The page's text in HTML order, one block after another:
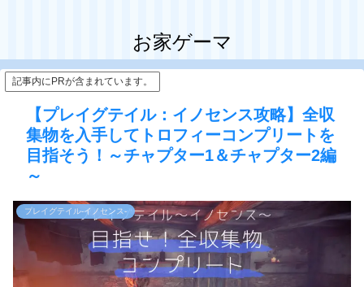
お家ゲーマ
記事内にPRが含まれています。
【プレイグテイル：イノセンス攻略】全収
集物を入手してトロフィーコンプリートを
目指そう！～チャプター1＆チャプター2編
～
プレイグテイル‐イノセンス‐